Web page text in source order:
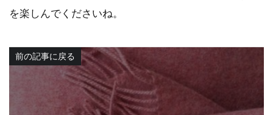
を楽しんでくださいね。
前の記事に戻る